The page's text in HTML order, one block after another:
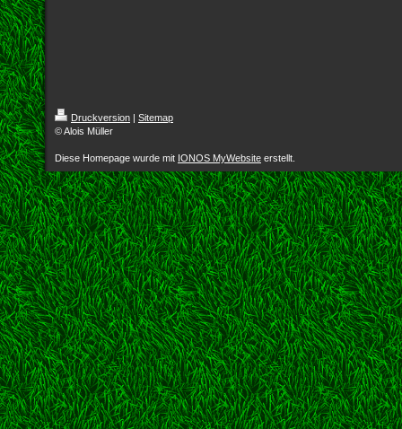
Druckversion
Sitemap
© Alois Müller
Diese Homepage wurde mit IONOS MyWebsite erstellt.